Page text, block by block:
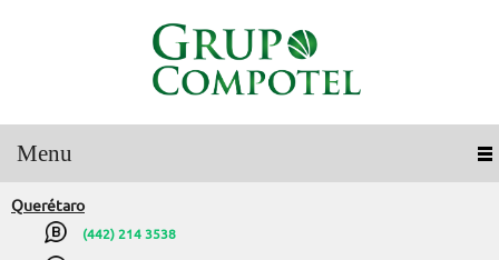
Menu
Querétaro
(442) 214 3538